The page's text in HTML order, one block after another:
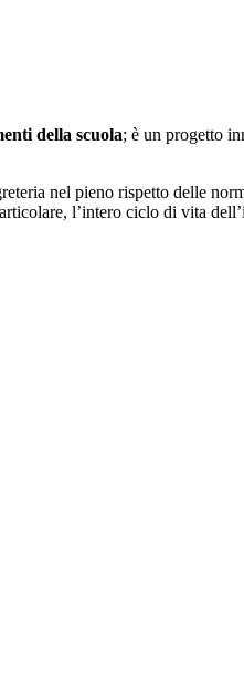
della scuola; è un progetto
nel pieno rispetto delle
l’intero ciclo di vita